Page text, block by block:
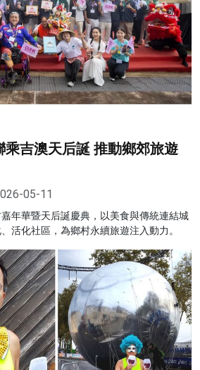
吉澳天后誕 推動鄉郊旅遊
05-11
年華暨天后誕慶典，以美食與傳統連結城
活化社區，為鄉村永續旅遊注入動力。